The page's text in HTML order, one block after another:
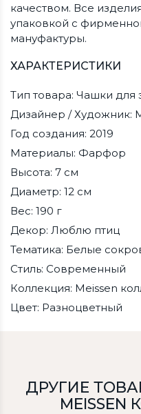
качеством. Все
упаковкой с
мануфактуры.
ХАРАКТЕРИСТИКИ
Тип товара: Чашки для
Дизайнер / Художник:
Год создания: 2019
Материалы: Фарфор
Высота: 7 см
Диаметр: 12 см
Вес: 190 г
Декор: Люблю птиц
Тематика: Белые
Стиль: Современный
Коллекция: Meissen
Цвет: Разноцветный
ДРУГИЕ